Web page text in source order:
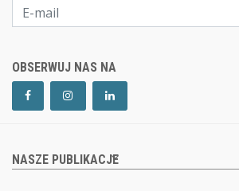
OBSERWUJ NAS NA
NASZE PUBLIKACJE